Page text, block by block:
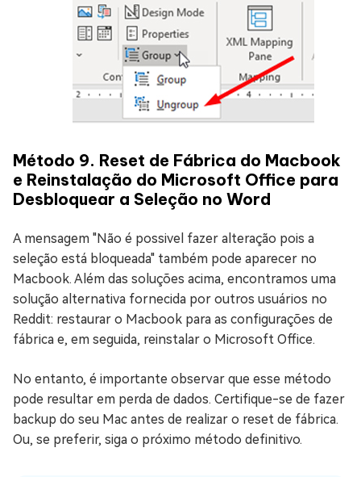
Método 9. Reset de Fábrica do Macbook
e Reinstalação do Microsoft Office para
Desbloquear a Seleção no Word
A mensagem "Não é possivel fazer alteração pois a
seleção está bloqueada" também pode aparecer no
Macbook. Além das soluções acima, encontramos uma
solução alternativa fornecida por outros usuários no
Reddit: restaurar o Macbook para as configurações de
fábrica e, em seguida, reinstalar o Microsoft Office.
No entanto, é importante observar que esse método
pode resultar em perda de dados. Certifique-se de fazer
backup do seu Mac antes de realizar o reset de fábrica.
Ou, se preferir, siga o próximo método definitivo.